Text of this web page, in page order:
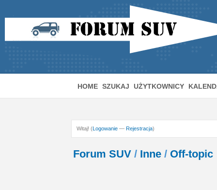
HOME SZUKAJ UŻYTKOWNICY
Witaj! (Logowanie — Rejestracja)
Forum SUV / Inne / Off-topic